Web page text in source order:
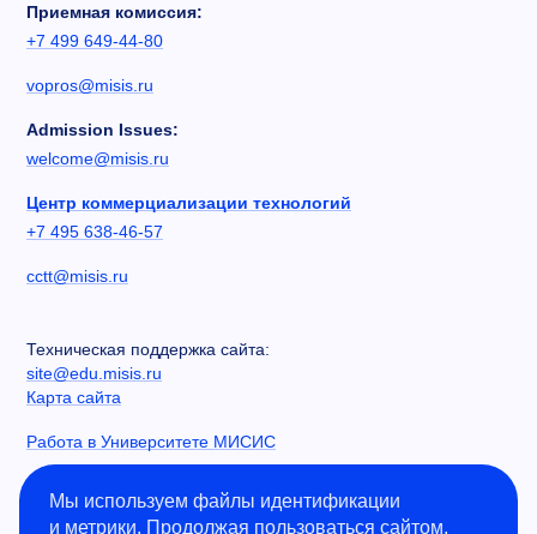
Приемная комиссия:
+7 499 649-44-80
vopros@misis.ru
Admission Issues:
welcome@misis.ru
Центр коммерциализации технологий
+7 495 638-46-57
cctt@misis.ru
Техническая поддержка сайта:
site@edu.misis.ru
Карта сайта
Работа в Университете МИСИС
Сведения об образовательной организации
Мы используем файлы идентификации
и метрики. Продолжая пользоваться сайтом,